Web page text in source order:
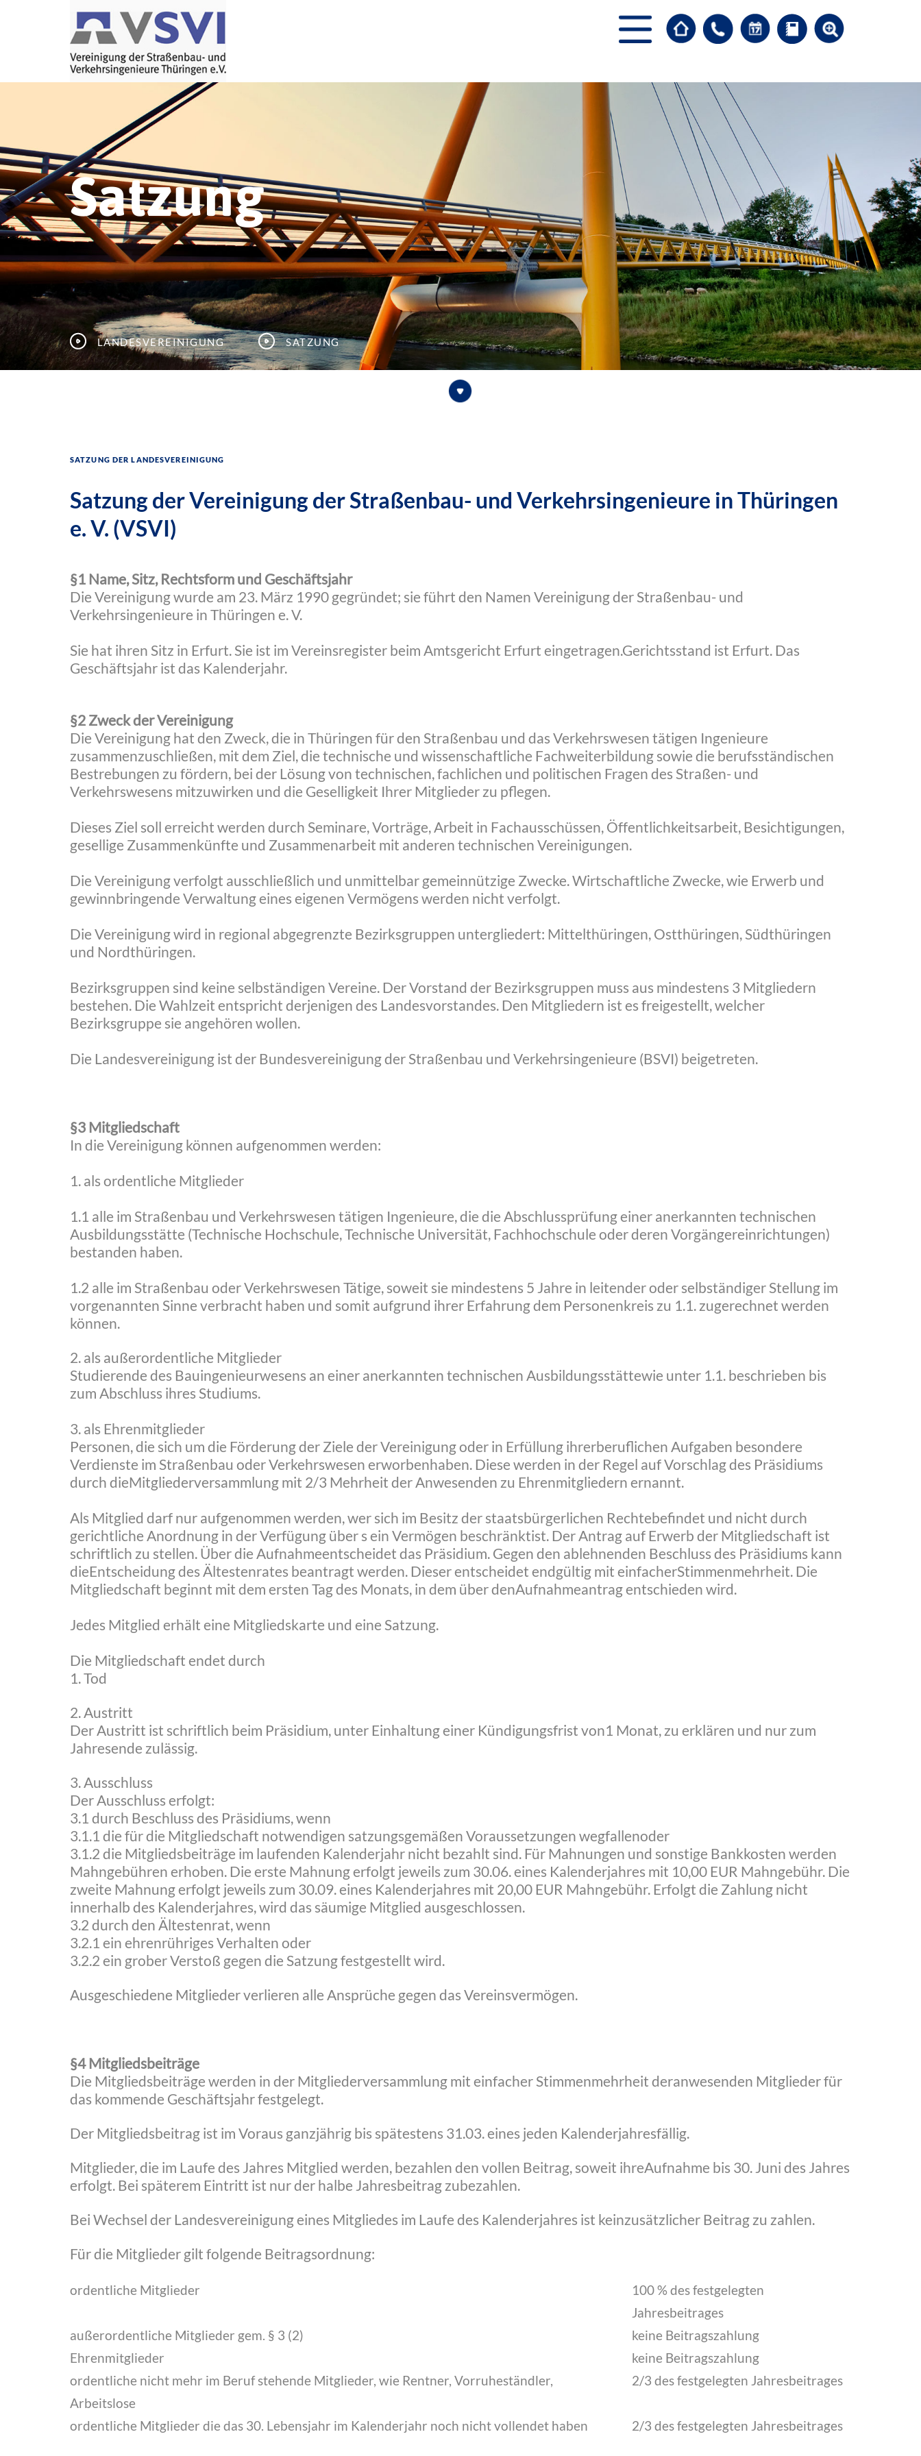
Satzung
Landesvereinigung Satzung
Satzung der Landesvereinigung
Satzung der Vereinigung der Straßenbau- und Verkehrsingenieure in Thüringen
e. V. (VSVI)
§1 Name, Sitz, Rechtsform und Geschäftsjahr
Die Vereinigung wurde am 23. März 1990 gegründet; sie führt den Namen Vereinigung der Straßenbau- und
Verkehrsingenieure in Thüringen e. V.
Sie hat ihren Sitz in Erfurt. Sie ist im Vereinsregister beim Amtsgericht Erfurt eingetragen.Gerichtsstand ist Erfurt. Das
Geschäftsjahr ist das Kalenderjahr.
§2 Zweck der Vereinigung
Die Vereinigung hat den Zweck, die in Thüringen für den Straßenbau und das Verkehrswesen tätigen Ingenieure
zusammenzuschließen, mit dem Ziel, die technische und wissenschaftliche Fachweiterbildung sowie die berufsständischen
Bestrebungen zu fördern, bei der Lösung von technischen, fachlichen und politischen Fragen des Straßen- und
Verkehrswesens mitzuwirken und die Geselligkeit Ihrer Mitglieder zu pflegen.
Dieses Ziel soll erreicht werden durch Seminare, Vorträge, Arbeit in Fachausschüssen, Öffentlichkeitsarbeit, Besichtigungen,
gesellige Zusammenkünfte und Zusammenarbeit mit anderen technischen Vereinigungen.
Die Vereinigung verfolgt ausschließlich und unmittelbar gemeinnützige Zwecke. Wirtschaftliche Zwecke, wie Erwerb und
gewinnbringende Verwaltung eines eigenen Vermögens werden nicht verfolgt.
Die Vereinigung wird in regional abgegrenzte Bezirksgruppen untergliedert: Mittelthüringen, Ostthüringen, Südthüringen
und Nordthüringen.
Bezirksgruppen sind keine selbständigen Vereine. Der Vorstand der Bezirksgruppen muss aus mindestens 3 Mitgliedern
bestehen. Die Wahlzeit entspricht derjenigen des Landesvorstandes. Den Mitgliedern ist es freigestellt, welcher
Bezirksgruppe sie angehören wollen.
Die Landesvereinigung ist der Bundesvereinigung der Straßenbau und Verkehrsingenieure (BSVI) beigetreten.
§3 Mitgliedschaft
In die Vereinigung können aufgenommen werden:
1. als ordentliche Mitglieder
1.1 alle im Straßenbau und Verkehrswesen tätigen Ingenieure, die die Abschlussprüfung einer anerkannten technischen
Ausbildungsstätte (Technische Hochschule, Technische Universität, Fachhochschule oder deren Vorgängereinrichtungen)
bestanden haben.
1.2 alle im Straßenbau oder Verkehrswesen Tätige, soweit sie mindestens 5 Jahre in leitender oder selbständiger Stellung im
vorgenannten Sinne verbracht haben und somit aufgrund ihrer Erfahrung dem Personenkreis zu 1.1. zugerechnet werden
können.
2. als außerordentliche Mitglieder
Studierende des Bauingenieurwesens an einer anerkannten technischen Ausbildungsstättewie unter 1.1. beschrieben bis
zum Abschluss ihres Studiums.
3. als Ehrenmitglieder
Personen, die sich um die Förderung der Ziele der Vereinigung oder in Erfüllung ihrerberuflichen Aufgaben besondere
Verdienste im Straßenbau oder Verkehrswesen erworbenhaben. Diese werden in der Regel auf Vorschlag des Präsidiums
durch dieMitgliederversammlung mit 2/3 Mehrheit der Anwesenden zu Ehrenmitgliedern ernannt.
Als Mitglied darf nur aufgenommen werden, wer sich im Besitz der staatsbürgerlichen Rechtebefindet und nicht durch
gerichtliche Anordnung in der Verfügung über s ein Vermögen beschränktist. Der Antrag auf Erwerb der Mitgliedschaft ist
schriftlich zu stellen. Über die Aufnahmeentscheidet das Präsidium. Gegen den ablehnenden Beschluss des Präsidiums kann
dieEntscheidung des Ältestenrates beantragt werden. Dieser entscheidet endgültig mit einfacherStimmenmehrheit. Die
Mitgliedschaft beginnt mit dem ersten Tag des Monats, in dem über denAufnahmeantrag entschieden wird.
Jedes Mitglied erhält eine Mitgliedskarte und eine Satzung.
Die Mitgliedschaft endet durch
1. Tod
2. Austritt
Der Austritt ist schriftlich beim Präsidium, unter Einhaltung einer Kündigungsfrist von1 Monat, zu erklären und nur zum
Jahresende zulässig.
3. Ausschluss
Der Ausschluss erfolgt:
3.1 durch Beschluss des Präsidiums, wenn
3.1.1 die für die Mitgliedschaft notwendigen satzungsgemäßen Voraussetzungen wegfallenoder
3.1.2 die Mitgliedsbeiträge im laufenden Kalenderjahr nicht bezahlt sind. Für Mahnungen und sonstige Bankkosten werden
Mahngebühren erhoben. Die erste Mahnung erfolgt jeweils zum 30.06. eines Kalenderjahres mit 10,00 EUR Mahngebühr. Die
zweite Mahnung erfolgt jeweils zum 30.09. eines Kalenderjahres mit 20,00 EUR Mahngebühr. Erfolgt die Zahlung nicht
innerhalb des Kalenderjahres, wird das säumige Mitglied ausgeschlossen.
3.2 durch den Ältestenrat, wenn
3.2.1 ein ehrenrühriges Verhalten oder
3.2.2 ein grober Verstoß gegen die Satzung festgestellt wird.
Ausgeschiedene Mitglieder verlieren alle Ansprüche gegen das Vereinsvermögen.
§4 Mitgliedsbeiträge
Die Mitgliedsbeiträge werden in der Mitgliederversammlung mit einfacher Stimmenmehrheit deranwesenden Mitglieder für
das kommende Geschäftsjahr festgelegt.
Der Mitgliedsbeitrag ist im Voraus ganzjährig bis spätestens 31.03. eines jeden Kalenderjahresfällig.
Mitglieder, die im Laufe des Jahres Mitglied werden, bezahlen den vollen Beitrag, soweit ihreAufnahme bis 30. Juni des Jahres
erfolgt. Bei späterem Eintritt ist nur der halbe Jahresbeitrag zubezahlen.
Bei Wechsel der Landesvereinigung eines Mitgliedes im Laufe des Kalenderjahres ist keinzusätzlicher Beitrag zu zahlen.
Für die Mitglieder gilt folgende Beitragsordnung:
ordentliche Mitglieder
100 % des festgelegten
Jahresbeitrages
außerordentliche Mitglieder gem. § 3 (2)
keine Beitragszahlung
Ehrenmitglieder
keine Beitragszahlung
ordentliche nicht mehr im Beruf stehende Mitglieder, wie Rentner, Vorruheständler,
Arbeitslose
2/3 des festgelegten Jahresbeitrages
ordentliche Mitglieder die das 30. Lebensjahr im Kalenderjahr noch nicht vollendet haben 2/3 des festgelegten Jahresbeitrages